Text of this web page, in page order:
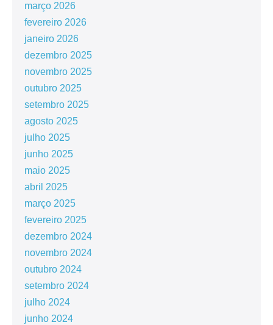
março 2026
fevereiro 2026
janeiro 2026
dezembro 2025
novembro 2025
outubro 2025
setembro 2025
agosto 2025
julho 2025
junho 2025
maio 2025
abril 2025
março 2025
fevereiro 2025
dezembro 2024
novembro 2024
outubro 2024
setembro 2024
julho 2024
junho 2024